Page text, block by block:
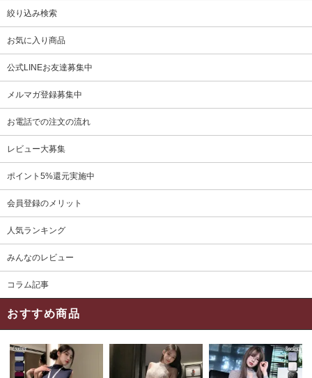
絞り込み検索
お気に入り商品
公式LINEお友達募集中
メルマガ登録募集中
お電話での注文の流れ
レビュー大募集
ポイント5%還元実施中
会員登録のメリット
人気ランキング
みんなのレビュー
コラム記事
おすすめ商品